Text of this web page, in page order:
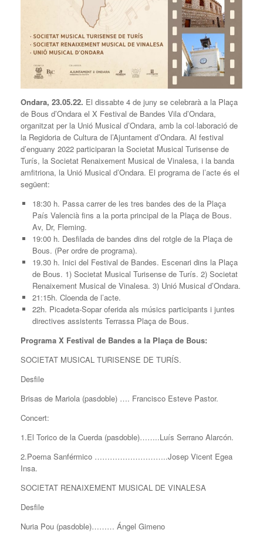
Ondara, 23.05.22. El dissabte 4 de juny se celebrarà a la Plaça
de Bous d’Ondara el X Festival de Bandes Vila d’Ondara,
organitzat per la Unió Musical d’Ondara, amb la col·laboració de
la Regidoria de Cultura de l’Ajuntament d’Ondara. Al festival
d’enguany 2022 participaran la Societat Musical Turisense de
Turís, la Societat Renaixement Musical de Vinalesa, i la banda
amfitriona, la Unió Musical d’Ondara. El programa de l’acte és el
següent:
18:30 h. Passa carrer de les tres bandes des de la Plaça
País Valencià fins a la porta principal de la Plaça de Bous.
Av, Dr, Fleming.
19:00 h. Desfilada de bandes dins del rotgle de la Plaça de
Bous. (Per ordre de programa).
19.30 h. Inici del Festival de Bandes. Escenari dins la Plaça
de Bous. 1) Societat Musical Turisense de Turís. 2) Societat
Renaixement Musical de Vinalesa. 3) Unió Musical d’Ondara.
21:15h. Cloenda de l’acte.
22h. Picadeta-Sopar oferida als músics participants i juntes
directives assistents Terrassa Plaça de Bous.
Programa X Festival de Bandes a la Plaça de Bous:
SOCIETAT MUSICAL TURISENSE DE TURÍS.
Desfile
Brisas de Mariola (pasdoble) …. Francisco Esteve Pastor.
Concert:
1.El Torico de la Cuerda (pasdoble)……..Luís Serrano Alarcón.
2.Poema Sanférmico ………………………..Josep Vicent Egea
Insa.
SOCIETAT RENAIXEMENT MUSICAL DE VINALESA
Desfile
Nuria Pou (pasdoble)……… Ángel Gimeno